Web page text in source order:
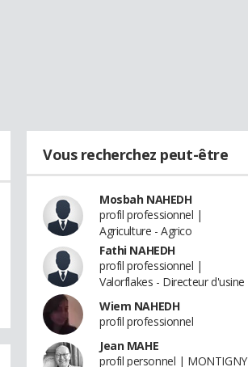
Vous recherchez peut-être
Mosbah NAHEDH
profil professionnel |
Agriculture - Agrico
Fathi NAHEDH
profil professionnel |
Valorflakes - Directeur d'usine
Wiem NAHEDH
profil professionnel
Jean MAHE
profil personnel | MONTIGNY